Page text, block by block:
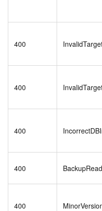
400
400
400
400
400